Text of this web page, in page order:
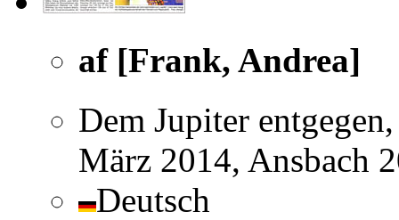
af [Frank, Andrea]
Dem Jupiter
März 2014, Ansbach
Deutsch